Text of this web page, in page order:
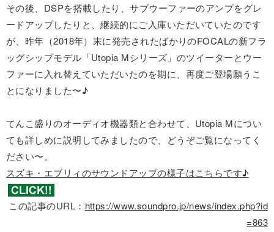
その後、DSPを搭載したり、サブウーファーのアンプをグレ
ードアップしたりと、継続的にご入庫いただいていたのです
が、昨年（2018年）末に発売されたばかりのFOCALの新フラ
ッグシップモデル「Utopia Mシリーズ」のツイーターとウー
ファーに入れ替えていただいたのを期に、再度ご登場願うこ
とになりました〜♪
てんこ盛りのオーディオ機器類と合わせて、Utopia Mについ
ても詳しめに説明してみましたので、どうぞご覧になってく
ださい〜。
スズキ・エブリィのサウンドアップの様子はこちらです♪
この記事のURL： https://www.soundpro.jp/news/index.php?id
=863